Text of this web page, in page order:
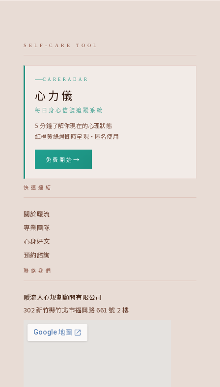
SELF-CARE TOOL
CARERADAR
心力儀
每日身心信號追蹤系統
5 分鐘了解你現在的心理狀態
紅橙黃綠燈即時呈現・匿名使用
免費開始→
快速連結
關於暖流
專業團隊
心身好文
預約諮詢
聯絡我們
暖流人心規劃顧問有限公司
302 新竹縣竹北市福興路 661 號 2 樓